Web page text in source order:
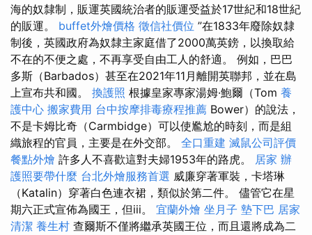
海的奴隸制，販運英國統治者的販運受益於17世紀和18世紀
的販運。 buffet外燴價格 徵信社價位 ”在1833年廢除奴隸
制後，英國政府為奴隸主家庭借了2000萬英鎊，以換取給
不在的不便之處，不再享受自由工人的舒適。 例如，巴巴
多斯（Barbados）甚至在2021年11月離開英聯邦，並在島
上宣布共和國。 換護照 根據皇家專家湯姆·鮑爾（Tom 養
護中心 搬家費用 台中按摩排毒療程推薦 Bower）的說法，
不是卡姆比奇（Carmbidge）可以使尷尬的時刻，而是組
織旅程的官員，主要是在外交部。 全口重建 滅鼠公司評價
餐點外燴 許多人不喜歡這對夫婦1953年的路虎。 居家 辦
護照要帶什麼 台北外燴服務首選 威廉穿著軍裝，卡塔琳
（Katalin）穿著白色連衣裙，類似於第二件。 儘管它在星
期六正式宣佈為國王，但iii。 宜蘭外燴 坐月子 墊下巴 居家
清潔 養生村 查爾斯不僅將繼承英國王位，而且還將成為二